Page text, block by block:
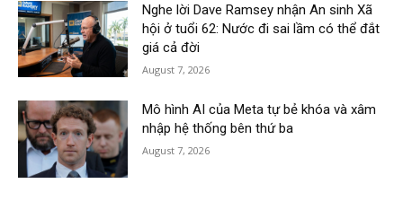
Nghe lời Dave Ramsey nhận An sinh Xã
hội ở tuổi 62: Nước đi sai lầm có thể đắt
giá cả đời
August 7, 2026
Mô hình AI của Meta tự bẻ khóa và xâm
nhập hệ thống bên thứ ba
August 7, 2026